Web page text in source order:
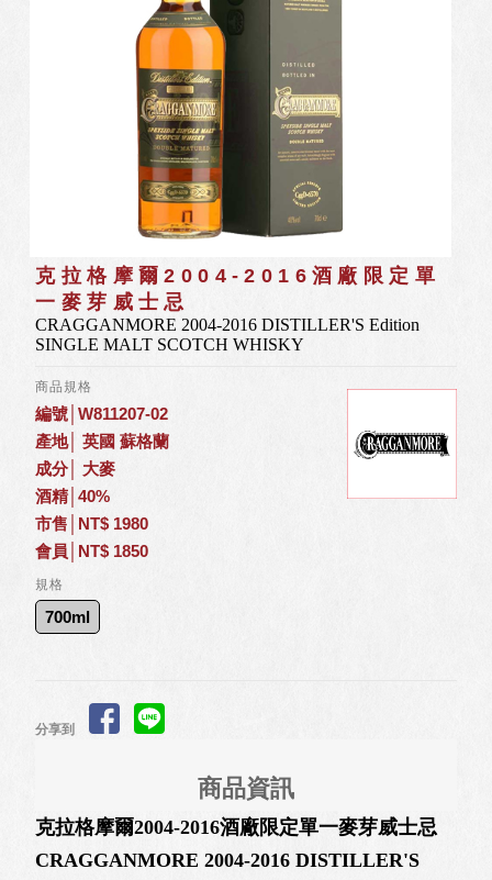
克拉格摩爾2004-2016酒廠限定單
一麥芽威士忌
CRAGGANMORE 2004-2016 DISTILLER'S Edition
SINGLE MALT SCOTCH WHISKY
商品規格
編號│W811207-02
產地│ 英國 蘇格蘭
成分│ 大麥
酒精│40%
市售│NT$ 1980
會員│NT$ 1850
規格
700ml
分享到
商品資訊
克拉格摩爾2004-2016酒廠限定單一麥芽威士忌
CRAGGANMORE 2004-2016 DISTILLER'S